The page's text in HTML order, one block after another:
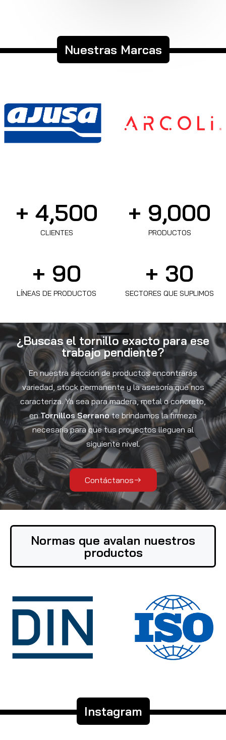
Nuestras Marcas
CLIENTES
+ 4,500
PRODUCTOS
+ 9,000
LÍNEAS DE PRODUCTOS
+ 90
SECTORES QUE SUPLIMOS
+ 30
¿Buscas el tornillo exacto para ese
trabajo pendiente?
En nuestra sección de productos encontrarás
variedad, stock permanente y la asesoría que nos
caracteriza. Ya sea para madera, metal o concreto,
enTornillos Serranote brindamos la firmeza
necesaria para que tus proyectos lleguen al
siguiente nivel.
Contáctanos
Normas que avalan nuestros
productos
Instagram